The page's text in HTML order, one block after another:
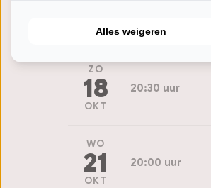
OKT
ZO
18
OKT
20:30 uur
WO
21
OKT
20:00 uur
Alles weigeren